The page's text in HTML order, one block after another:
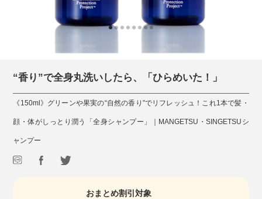
“香り”で全身丸洗いしたら、「ひらめいた！」
《150ml》グリーンや果実の“自然の香り”でリフレッシュ！これ1本で髪・
顔・体がしっとり潤う「全身シャンプー」｜MANGETSU・SINGETSUシ
ャンプー
おまとめ割引対象